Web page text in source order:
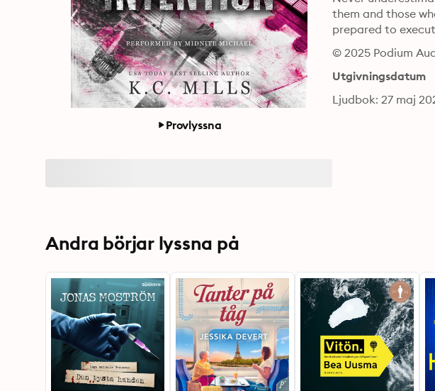
Provlyssna
them and those
prepared to
© 2025 Podium
Utgivningsdatum
Ljudbok: 27 maj
Andra börjar lyssna på